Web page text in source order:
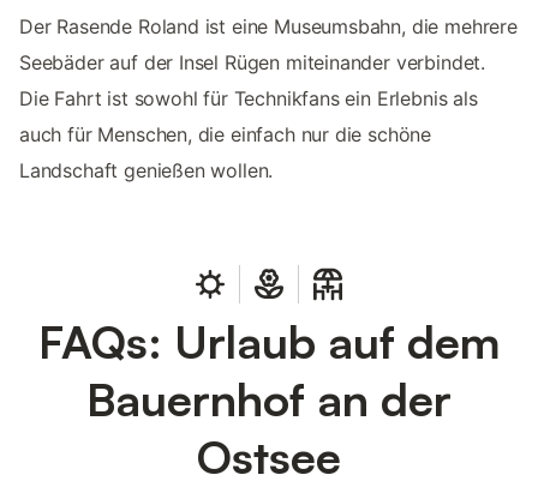
Der Rasende Roland ist eine Museumsbahn, die mehrere
Seebäder auf der Insel Rügen miteinander verbindet.
Die Fahrt ist sowohl für Technikfans ein Erlebnis als
auch für Menschen, die einfach nur die schöne
Landschaft genießen wollen.
FAQs: Urlaub auf dem
Bauernhof an der
Ostsee